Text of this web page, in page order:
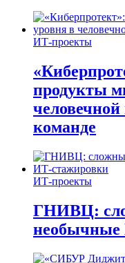
ИТ-проекты
продукты
команде
ИТ-проекты
ГНИВЦ:
необычные